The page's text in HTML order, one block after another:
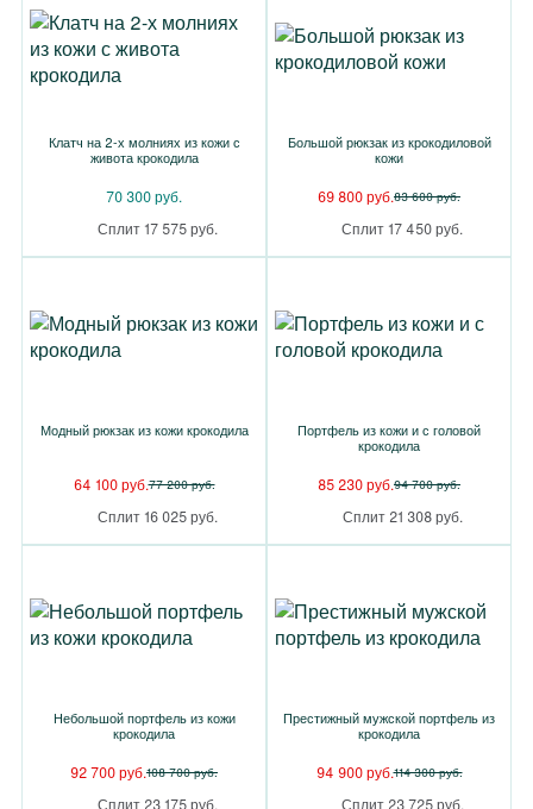
Клатч на 2-х молниях из кожи с
живота крокодила
70 300 руб.
Сплит 17 575 руб.
Большой рюкзак из крокодиловой
кожи
69 800 руб.83 600 руб.
Сплит 17 450 руб.
Модный рюкзак из кожи крокодила
64 100 руб.77 200 руб.
Сплит 16 025 руб.
Портфель из кожи и с головой
крокодила
85 230 руб.94 700 руб.
Сплит 21 308 руб.
Небольшой портфель из кожи
крокодила
92 700 руб.108 700 руб.
Сплит 23 175 руб.
Престижный мужской портфель из
крокодила
94 900 руб.114 300 руб.
Сплит 23 725 руб.